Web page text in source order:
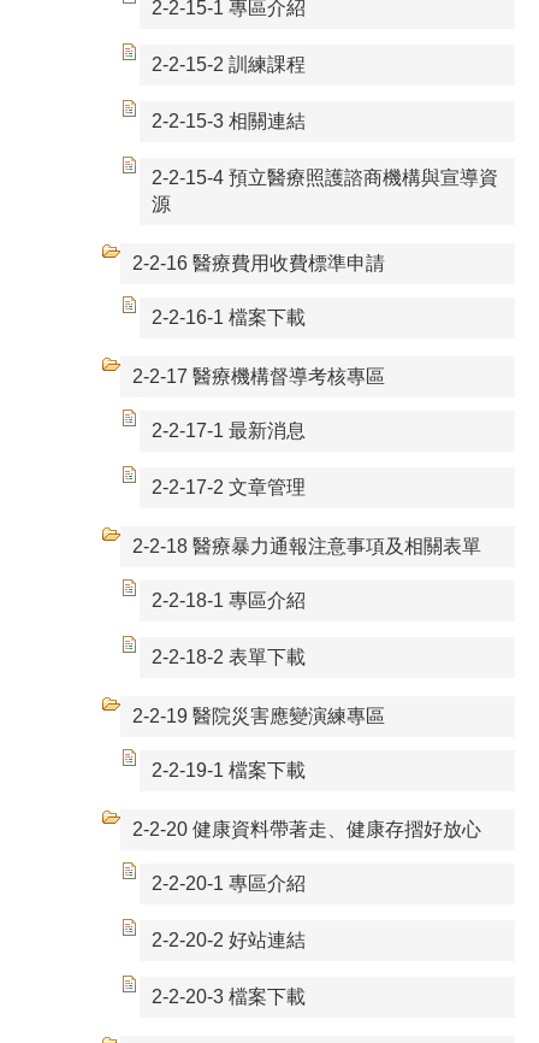
2-2-15-1 專區介紹
2-2-15-2 訓練課程
2-2-15-3 相關連結
2-2-15-4 預立醫療照護諮商機構與宣導資
源
2-2-16 醫療費用收費標準申請
2-2-16-1 檔案下載
2-2-17 醫療機構督導考核專區
2-2-17-1 最新消息
2-2-17-2 文章管理
2-2-18 醫療暴力通報注意事項及相關表單
2-2-18-1 專區介紹
2-2-18-2 表單下載
2-2-19 醫院災害應變演練專區
2-2-19-1 檔案下載
2-2-20 健康資料帶著走、健康存摺好放心
2-2-20-1 專區介紹
2-2-20-2 好站連結
2-2-20-3 檔案下載